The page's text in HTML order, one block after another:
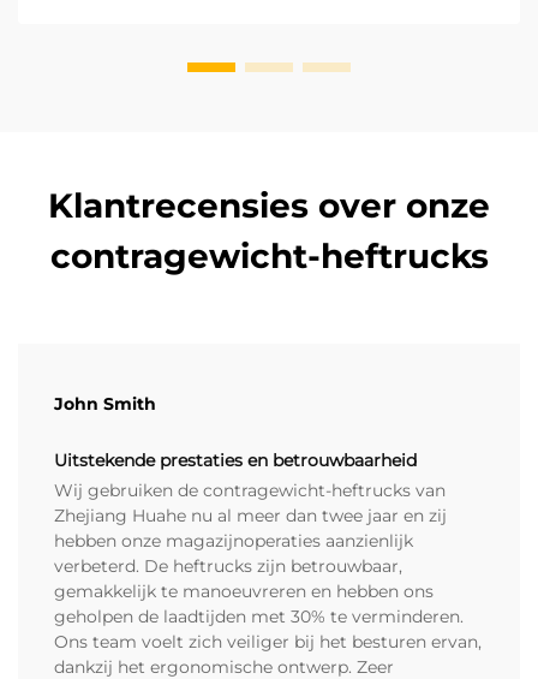
Klantrecensies over onze
contragewicht-heftrucks
John Smith
Uitstekende prestaties en betrouwbaarheid
Wij gebruiken de contragewicht-heftrucks van
Zhejiang Huahe nu al meer dan twee jaar en zij
hebben onze magazijnoperaties aanzienlijk
verbeterd. De heftrucks zijn betrouwbaar,
gemakkelijk te manoeuvreren en hebben ons
geholpen de laadtijden met 30% te verminderen.
Ons team voelt zich veiliger bij het besturen ervan,
dankzij het ergonomische ontwerp. Zeer